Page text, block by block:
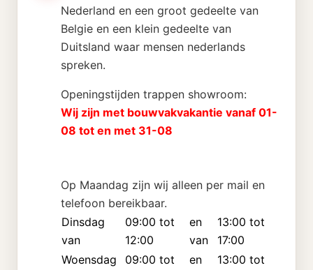
Nederland en een groot gedeelte van
Belgie en een klein gedeelte van
Duitsland waar mensen nederlands
spreken.
Openingstijden trappen showroom:
Wij zijn met bouwvakvakantie vanaf 01-
08 tot en met 31-08
Op Maandag zijn wij alleen per mail en
telefoon bereikbaar.
Dinsdag
van
09:00 tot
12:00
en
van
13:00 tot
17:00
Woensdag
09:00 tot
en
13:00 tot